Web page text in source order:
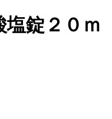
錠２０ｍ